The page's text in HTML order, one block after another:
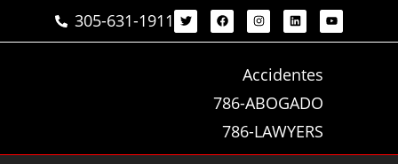
305-631-1911
Accidentes
786-ABOGADO
786-LAWYERS